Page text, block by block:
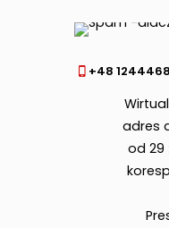
+48
adres
od 29